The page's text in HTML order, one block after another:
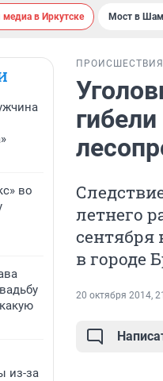
медиа в Иркутске Мост в
во
из-за
ПРОИСШЕСТВИЯ
летнего
в городе
20 октября 2014,